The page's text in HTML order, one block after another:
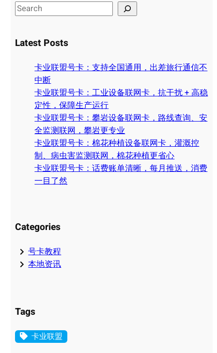
S
e
r
Latest Posts
卡业联盟号卡：支持全国通用，出差旅行通信不
中断
卡业联盟号卡：工业设备联网卡，抗干扰 + 高稳
定性，保障生产运行
卡业联盟号卡：攀岩设备联网卡，路线查询、安
全监测联网，攀岩更专业
卡业联盟号卡：棉花种植设备联网卡，灌溉控
制、病虫害监测联网，棉花种植更省心
卡业联盟号卡：话费账单清晰，每月推送，消费
一目了然
Categories
号卡教程
本地资讯
Tags
卡业联盟